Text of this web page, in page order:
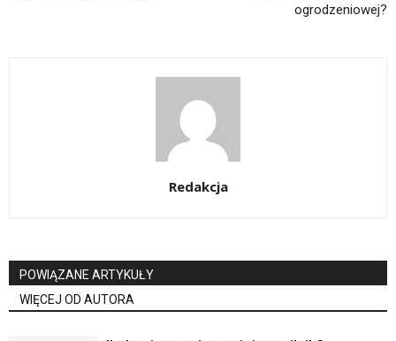
ogrodzeniowej?
Redakcja
POWIĄZANE ARTYKUŁY
WIĘCEJ OD AUTORA